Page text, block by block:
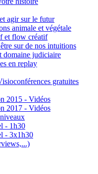
agir sur le futur
animale et végétale
et flow créatif
sur de nos intuitions
domaine judiciaire
en replay
gratuites
2015 - Vidéos
2017 - Vidéos
- 1h30
- 3x1h30